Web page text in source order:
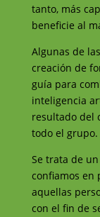
tanto, más
beneficie al
Algunas de
creación de
guía para
inteligencia
resultado del
todo el grupo.
Se trata de
confiamos en
aquellas
con el fin de